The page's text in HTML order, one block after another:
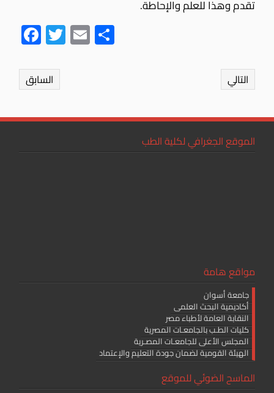
تقدم وهذا للعلم والإحاطة.
Fac
ok
Twit
Ema
السابق التالي
الموقع الجغرافي لكلية الطب
مواقع هامة
جامعة أسوان
أكاديمية البحث العلمى
النقابة العامة لأطباء مصر
كليات الطـب بالجامعـات المصرية
المجلس الأعلى للجامعـات المصـرية
الهيئة القومية لضمان جودة التعليم والإعتماد
الماسح الضوئي للموقع